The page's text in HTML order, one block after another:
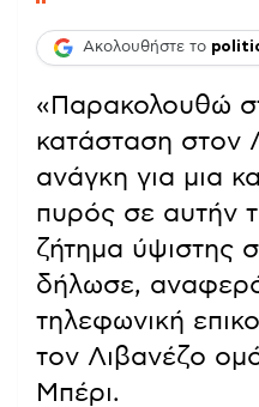
Ακολουθήστε το
«Παρακολουθώ
κατάσταση στον
ανάγκη για μια
πυρός σε αυτήν
ζήτημα ύψιστης
δήλωσε,
τηλεφωνική
τον Λιβανέζο
Μπέρι.